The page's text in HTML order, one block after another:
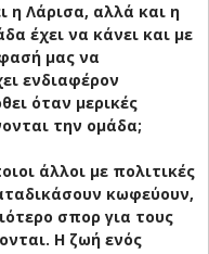
η Λάρισα, αλλά και η
έχει να κάνει και με
μας να
ενδιαφέρον
όταν μερικές
την ομάδα;
άλλοι με πολιτικές
κωφεύουν,
σπορ για τους
Η ζωή ενός